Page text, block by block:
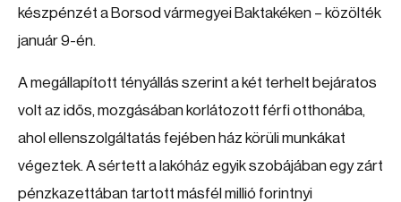
készpénzét a Borsod vármegyei Baktakéken – közölték
január 9-én.
A megállapított tényállás szerint a két terhelt bejáratos
volt az idős, mozgásában korlátozott férfi otthonába,
ahol ellenszolgáltatás fejében ház körüli munkákat
végeztek. A sértett a lakóház egyik szobájában egy zárt
pénzkazettában tartott másfél millió forintnyi